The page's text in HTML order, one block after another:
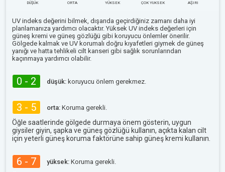
DÜŞÜK ORTA YÜKSEK ÇOK YUKSEK AŞIRI
UV indeks değerini bilmek, dışarıda geçirdiğiniz zamanı daha iyi
planlamanıza yardımcı olacaktır. Yüksek UV indeks değerleri için
güneş kremi ve güneş gözlüğü gibi koruyucu önlemler önerilir.
Gölgede kalmak ve UV korumalı doğru kıyafetleri giymek de güneş
yanığı ve hatta tehlikeli cilt kanseri gibi sağlık sorunlarından
kaçınmaya yardımcı olabilir.
0 - 2 düşük: koruyucu önlem gerekmez.
3 - 5 orta: Koruma gerekli.
Öğle saatlerinde gölgede durmaya önem gösterin, uygun
giysiler giyin, şapka ve güneş gözlüğü kullanın, açıkta kalan cilt
için yeterli güneş koruma faktörüne sahip güneş kremi kullanın.
6 - 7 yüksek: Koruma gerekli.